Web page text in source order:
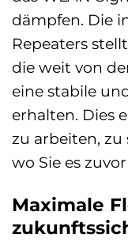
dämpfen. Die
Repeaters
die weit von
eine stabile
erhalten. Dies
zu arbeiten, zu
wo Sie es
Maximale